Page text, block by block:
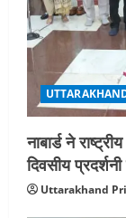
नाबार्ड ने
दिवसीय
Uttarakhand